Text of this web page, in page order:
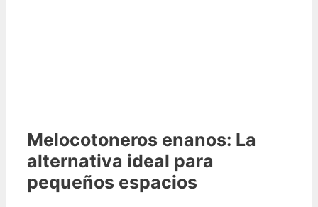
Melocotoneros enanos: La
alternativa ideal para
pequeños espacios